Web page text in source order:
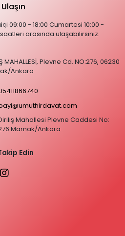
09:00 - 18:00 Cumartesi 10:00 -
saatleri arasında ulaşabilirsiniz.
MAHALLESİ, Plevne Cd. NO:276, 06230
Ankara
Mahallesi Plevne Caddesi No:
Mamak/Ankara
Edin